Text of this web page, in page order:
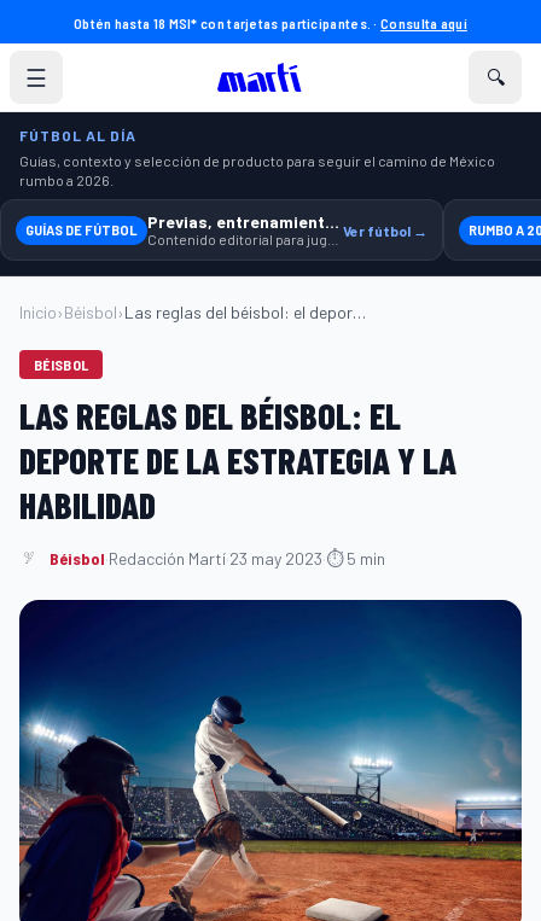
Obtén hasta 18 MSI* con tarjetas participantes. ·Consulta aquí
☰ 🔍
FÚTBOL AL DÍA
Guías, contexto y selección de producto para seguir el camino de México
rumbo a 2026.
GUÍAS DE FÚTBOL Previas, entrenamiento y producto Ver fútbol → RUMBO A
Inicio›Béisbol› Las reglas del béisbol: el deporte de la...
BÉISBOL
LAS REGLAS DEL BÉISBOL: EL
DEPORTE DE LA ESTRATEGIA Y LA
HABILIDAD
Béisbol·Redacción Martí·23 may 2023·⏱ 5 min